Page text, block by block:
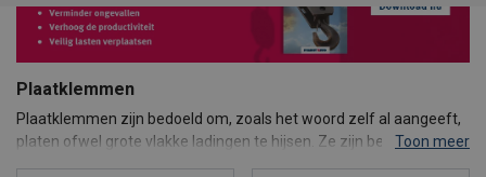
Plaatklemmen
Plaatklemmen zijn bedoeld om, zoals het woord zelf al aangeeft,
platen ofwel grote vlakke ladingen te hijsen. Ze zijn beschikbaar in
Toon meer